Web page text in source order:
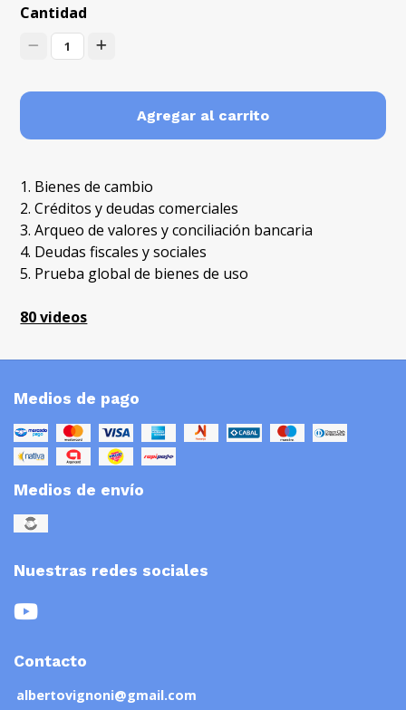
Cantidad
1
Agregar al carrito
1. Bienes de cambio
2. Créditos y deudas comerciales
3. Arqueo de valores y conciliación bancaria
4. Deudas fiscales y sociales
5. Prueba global de bienes de uso
80 videos
Medios de pago
Medios de envío
Nuestras redes sociales
Contacto
albertovignoni@gmail.com